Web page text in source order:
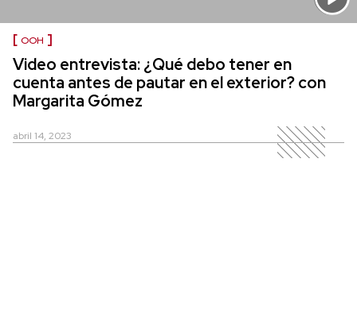
OOH
Video entrevista: ¿Qué debo tener en
cuenta antes de pautar en el exterior? con
Margarita Gómez
abril 14, 2023